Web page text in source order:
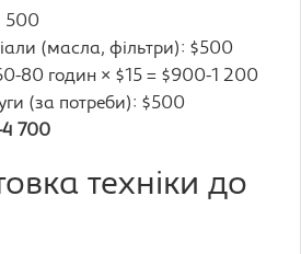
500
(масла, фільтри): $500
80 годин × $15 = $900-1 200
(за потреби): $500
700
техніки до